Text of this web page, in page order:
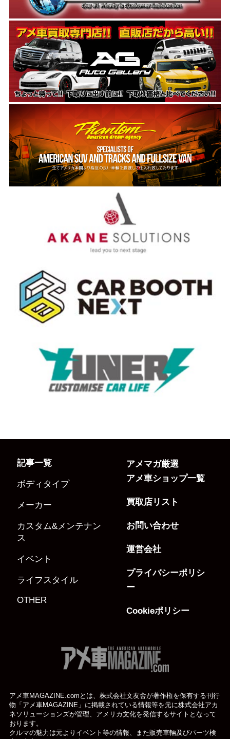
記事一覧
ボディタイプ
メーカー
カスタム&メンテナン
ス
イベント
ライフスタイル
OTHER
アメマガ厳選
アメ車ショップ一覧
買取店リスト
お問い合わせ
運営会社
プライバシーポリシ
ー
Cookieポリシー
アメ車MAGAZINE.comとは、株式会社文友舎が著作権を保有する刊行
物「アメ車MAGAZINE」に掲載されている情報等を元に株式会社アカ
ネソリューションズが管理、アメリカ文化を発信するサイトとなって
おります。
クルマの魅力は元よりイベント等の情報、また販売車輛及びパーツ検